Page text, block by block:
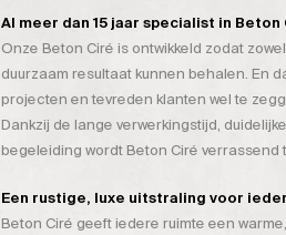
Al meer dan 15 jaar specialist in
Onze Beton Ciré is ontwikkeld zodat
duurzaam resultaat kunnen behalen. En
projecten en tevreden klanten wel te
Dankzij de lange verwerkingstijd,
begeleiding wordt Beton Ciré
Een rustige, luxe uitstraling voor
Beton Ciré geeft iedere ruimte een